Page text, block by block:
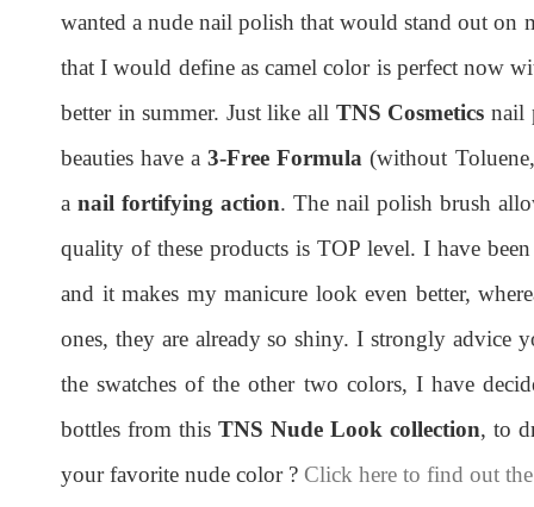
wanted a nude nail polish that would stand out on
that I would define as camel color is perfect now
better in summer. Just like all TNS Cosmetics nail
beauties have a3-Free Formula (without
a nail fortifying action. The nail polish brush
quality of these products is TOP level. I have
and it makes my manicure look even better,
ones, they are already so shiny. I strongly advice
the swatches of the other two colors, I have
bottles from this TNS Nude Look collection, to
your favorite nude color ? Click here to find out